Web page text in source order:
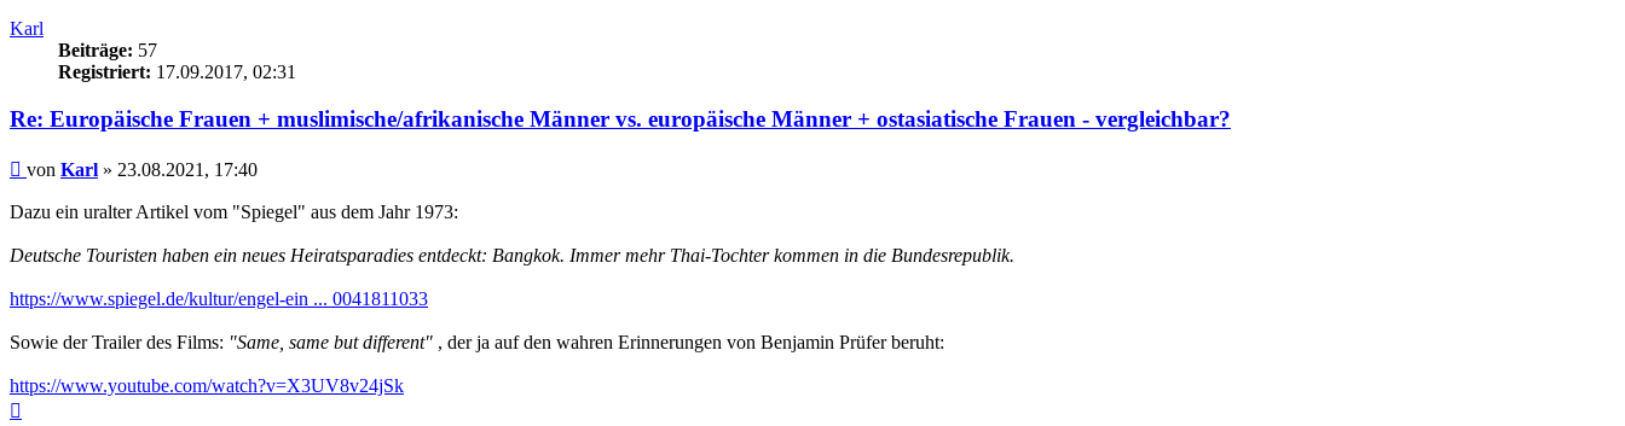
Karl
Beiträge: 57
Registriert: 17.09.2017, 02:31
Re: Europäische Frauen + muslimische/afrikanische Männer vs. europäische Männer + ostasiatische Frauen - vergleichbar?
Beitrag
von Karl » 23.08.2021, 17:40
Dazu ein uralter Artikel vom "Spiegel" aus dem Jahr 1973:
Deutsche Touristen haben ein neues Heiratsparadies entdeckt: Bangkok. Immer mehr Thai-Tochter kommen in die Bundesrepublik.
https://www.spiegel.de/kultur/engel-ein ... 0041811033
Sowie der Trailer des Films: "Same, same but different" , der ja auf den wahren Erinnerungen von Benjamin Prüfer beruht:
https://www.youtube.com/watch?v=X3UV8v24jSk